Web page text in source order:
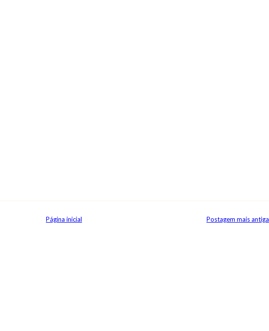
Postagem mais antiga
Página inicial